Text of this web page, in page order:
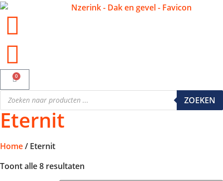
✓ Alle producten op voorraad
0
ZOEKEN
Eternit
Home/ Eternit
Toont alle 8 resultaten